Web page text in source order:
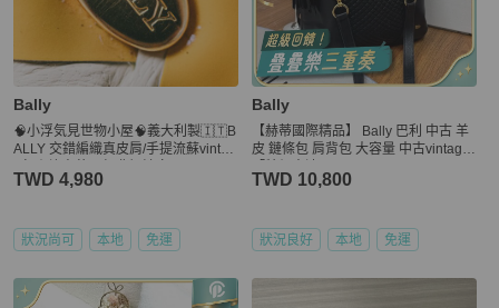
Bally
🧠小浮気見世物小屋🧠義大利製🇮🇹B
ALLY 交錯編織真皮肩/手提流蘇vintag
TWD 4,980
狀況尚可 本地 免運
Bally
【赫蒂國際精品】 Bally 巴利 中古 羊
皮 鏈條包 肩背包 大容量 中古vintage
TWD 10,800
狀況良好 本地 免運